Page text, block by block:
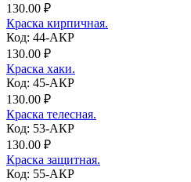
130.00 ₽
Краска кирпичная.
Код: 44-АКР
130.00 ₽
Краска хаки.
Код: 45-АКР
130.00 ₽
Краска телесная.
Код: 53-АКР
130.00 ₽
Краска защитная.
Код: 55-АКР